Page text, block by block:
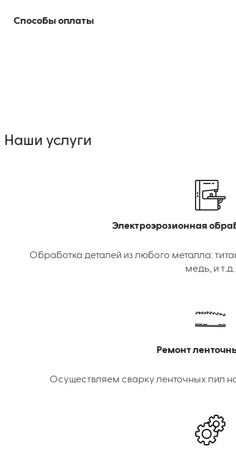
Способы оплаты
Наши услуги
Электроэрозионная
Обработка деталей из любого металла:
медь, и т.д.
Ремонт
Осуществляем сварку ленточных пил